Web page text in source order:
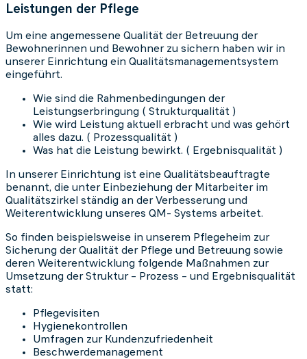
Leistungen der Pflege
Um eine angemessene Qualität der Betreuung der
Bewohnerinnen und Bewohner zu sichern haben wir in
unserer Einrichtung ein Qualitätsmanagementsystem
eingeführt.
Wie sind die Rahmenbedingungen der
Leistungserbringung ( Strukturqualität )
Wie wird Leistung aktuell erbracht und was gehört
alles dazu. ( Prozessqualität )
Was hat die Leistung bewirkt. ( Ergebnisqualität )
In unserer Einrichtung ist eine Qualitätsbeauftragte
benannt, die unter Einbeziehung der Mitarbeiter im
Qualitätszirkel ständig an der Verbesserung und
Weiterentwicklung unseres QM- Systems arbeitet.
So finden beispielsweise in unserem Pflegeheim zur
Sicherung der Qualität der Pflege und Betreuung sowie
deren Weiterentwicklung folgende Maßnahmen zur
Umsetzung der Struktur – Prozess – und Ergebnisqualität
statt:
Pflegevisiten
Hygienekontrollen
Umfragen zur Kundenzufriedenheit
Beschwerdemanagement